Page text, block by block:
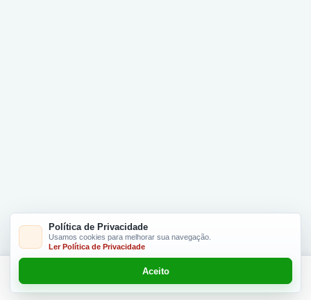
Adicionar R$ 6.00
Política de Privacidade
Usamos cookies para melhorar sua navegação.
Ler Política de Privacidade
Aceito